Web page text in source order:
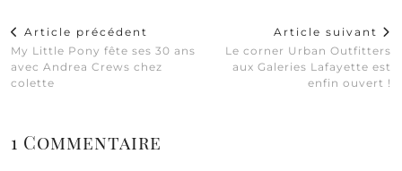
Article précédent
My Little Pony fête ses 30 ans
avec Andrea Crews chez
colette
Article suivant
Le corner Urban Outfitters
aux Galeries Lafayette est
enfin ouvert !
1 Commentaire